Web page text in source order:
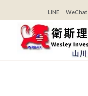
LINE WeChat